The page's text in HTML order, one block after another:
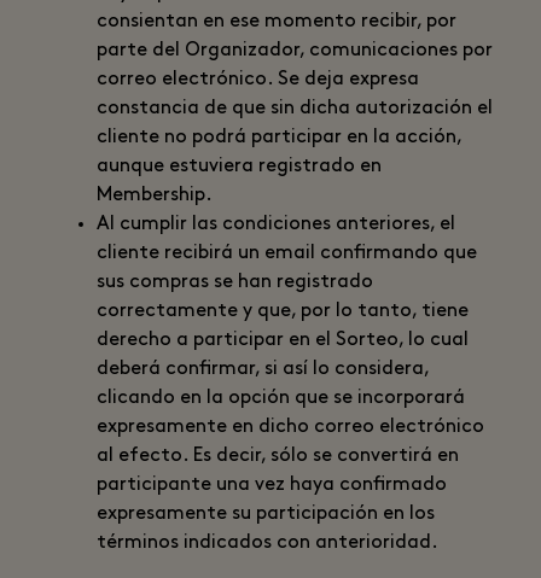
consientan en ese momento recibir, por
parte del Organizador, comunicaciones por
correo electrónico. Se deja expresa
constancia de que sin dicha autorización el
cliente no podrá participar en la acción,
aunque estuviera registrado en
Membership.
Al cumplir las condiciones anteriores, el
cliente recibirá un email confirmando que
sus compras se han registrado
correctamente y que, por lo tanto, tiene
derecho a participar en el Sorteo, lo cual
deberá confirmar, si así lo considera,
clicando en la opción que se incorporará
expresamente en dicho correo electrónico
al efecto. Es decir, sólo se convertirá en
participante una vez haya confirmado
expresamente su participación en los
términos indicados con anterioridad.